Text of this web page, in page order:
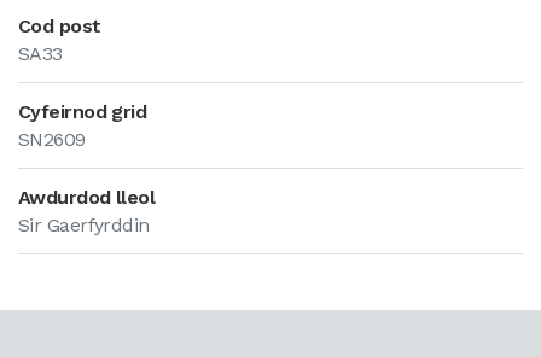
Cod post
SA33
Cyfeirnod grid
SN2609
Awdurdod lleol
Sir Gaerfyrddin